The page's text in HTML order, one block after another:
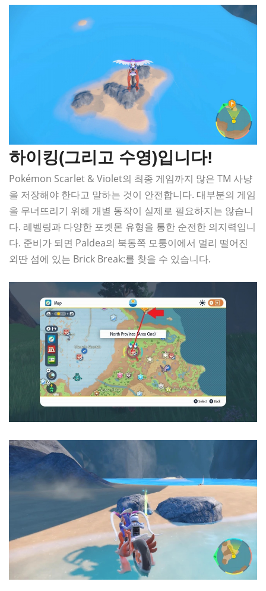
하이킹(그리고 수영)입니다!
Pokémon Scarlet & Violet의 최종 게임까지 많은 TM 사냥
을 저장해야 한다고 말하는 것이 안전합니다. 대부분의 게임
을 무너뜨리기 위해 개별 동작이 실제로 필요하지는 않습니
다. 레벨링과 다양한 포켓몬 유형을 통한 순전한 의지력입니
다. 준비가 되면 Paldea의 북동쪽 모퉁이에서 멀리 떨어진
외딴 섬에 있는 Brick Break:를 찾을 수 있습니다.